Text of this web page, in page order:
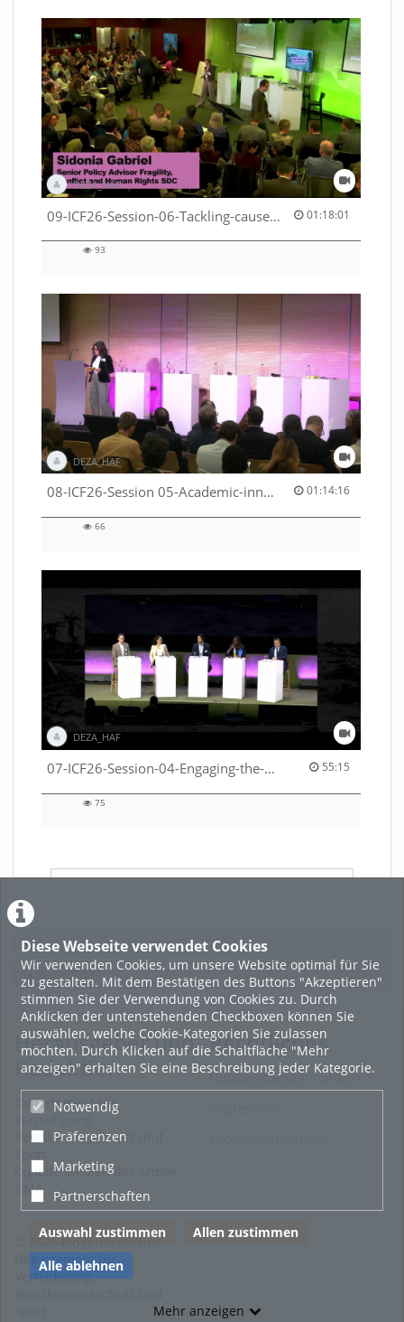
Diese Webseite verwendet Cookies
Wir verwenden Cookies, um unsere Website optimal für Sie
zu gestalten. Mit dem Bestätigen des Buttons "Akzeptieren"
stimmen Sie der Verwendung von Cookies zu. Durch
Anklicken der untenstehenden Checkboxen können Sie
auswählen, welche Cookie-Kategorien Sie zulassen
möchten. Durch Klicken auf die Schaltfläche "Mehr
anzeigen" erhalten Sie eine Beschreibung jeder Kategorie.
Notwendig
Präferenzen
Marketing
Partnerschaften
Auswahl zustimmen
Allen zustimmen
Alle ablehnen
Mehr anzeigen
DEZA_HAF
09-ICF26-Session-06-Tackling-causes-of-crises-not-symptoms-53529531690001791 01:18:01
01:18:01 duration
93
DEZA_HAF
08-ICF26-Session 05-Academic-innovation-meets-international-cooperation-53529531670001791 01:14:16
01:14:16 duration
66
DEZA_HAF
07-ICF26-Session-04-Engaging-the-private-sector-in-humanitarian-contexts-53529531650001791 55:15
55:15 duration
75
Featured
Beliebtheit
Herausgeber und
Redaktion
Departement für
Bevölkerungsschutz und
Digitale Medien der Armee
DMA
© 2026 Eidgenössisches
Departement für
Verteidigung,
Rechtliches
Nutzungsbestimmungen